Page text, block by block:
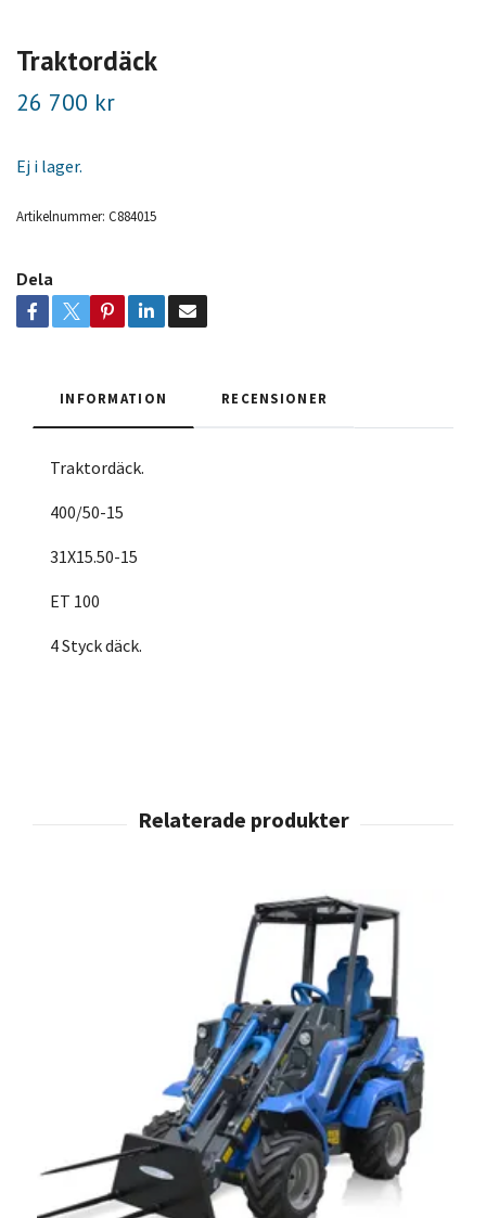
Traktordäck
26 700 kr
Ej i lager.
Artikelnummer: C884015
Dela
INFORMATION RECENSIONER
Traktordäck.
400/50-15
31X15.50-15
ET 100
4 Styck däck.